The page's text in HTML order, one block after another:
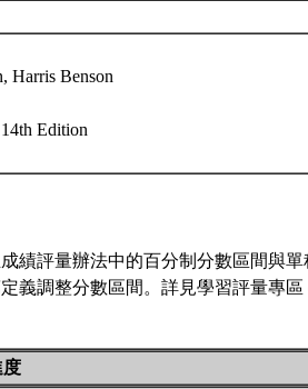
Harris Benson
Edition
績評量辦法中的百分制分數區間與單
義調整分數區間。詳見學習評量專區
度